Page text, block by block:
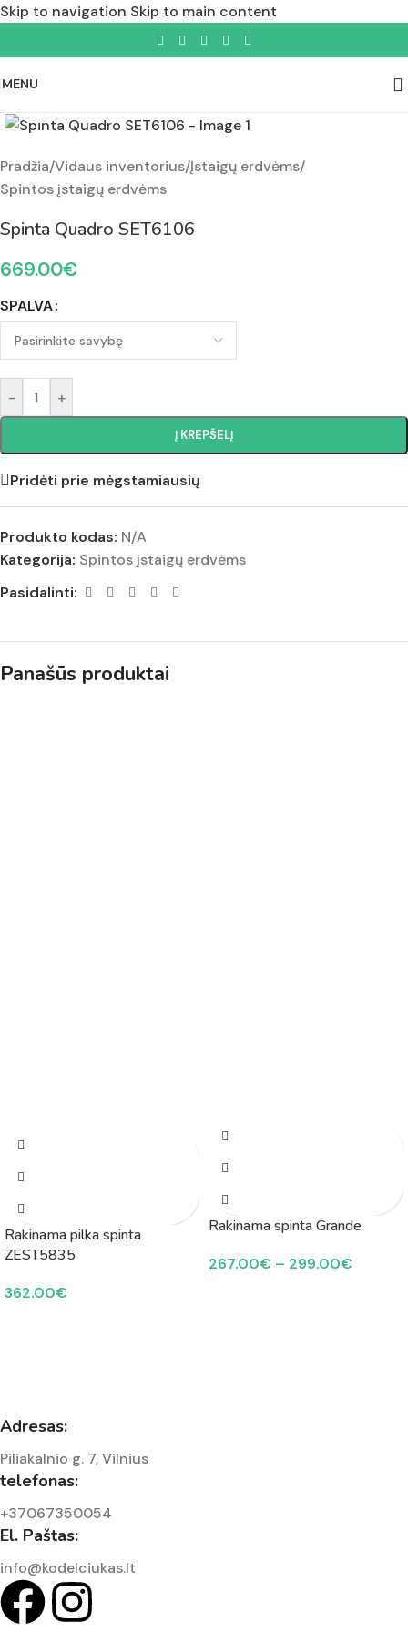
Skip to navigation Skip to main content
MENU
Pradžia/Vidaus inventorius/Įstaigų erdvėms/
Spintos įstaigų erdvėms
Spinta Quadro SET6106
669.00€
SPALVA
- +
Į KREPŠELĮ
Pridėti prie mėgstamiausių
Produkto kodas: N/A
Kategorija: Spintos įstaigų erdvėms
Pasidalinti:
Panašūs produktai
Rakinama pilka spinta
ZEST5835
362.00€
Rakinama spinta Grande
267.00€ – 299.00€
Adresas:
Piliakalnio g. 7, Vilnius
telefonas:
+37067350054
El. Paštas:
info@kodelciukas.lt